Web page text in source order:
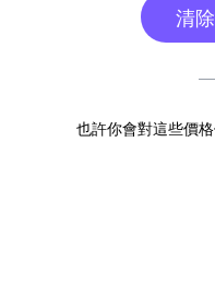
清
也許你會對這些價